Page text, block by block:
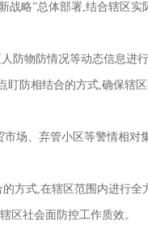
战略”总体部署,结合辖区实
防物防情况等动态信息进
盯防相结合的方式,确保辖
场、弃管小区等警情相对
方式,在辖区范围内进行全
区社会面防控工作质效。